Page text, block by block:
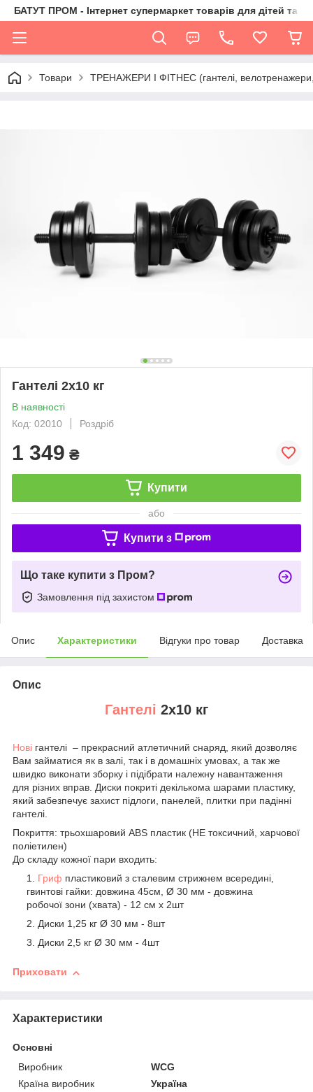
БАТУТ ПРОМ - Інтернет супермаркет товарів для дітей та їх
Товари ТРЕНАЖЕРИ І ФІТНЕС (гантелі, велотренажери,
Гантелі 2х10 кг
В наявності
Код: 02010
Роздріб
1 349 ₴
Купити
або
Купити з
Що таке купити з Пром?
Замовлення під захистом
Опис Характеристики Відгуки про товар Доставка
Опис
Гантелі 2х10 кг
Нові гантелі – прекрасний атлетичний снаряд, який дозволяє
Вам займатися як в залі, так і в домашніх умовах, а так же
швидко виконати зборку і підібрати належну навантаження
для різних вправ. Диски покриті декількома шарами пластику,
який забезпечує захист підлоги, панелей, плитки при падінні
гантелі.
Покриття: трьохшаровий АВЅ пластик (НЕ токсичний, харчової
поліетилен)
До складу кожної пари входить:
Гриф пластиковий з сталевим стрижнем всередині,
гвинтові гайки: довжина 45см, Ø 30 мм - довжина
робочої зони (хвата) - 12 см х 2шт
Диски 1,25 кг Ø 30 мм - 8шт
Диски 2,5 кг Ø 30 мм - 4шт
Приховати
Характеристики
Основні
Виробник
WCG
Країна виробник
Україна